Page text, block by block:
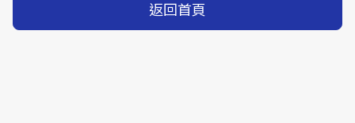
返回首頁